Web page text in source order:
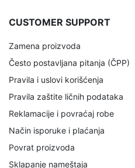
CUSTOMER SUPPORT
Zamena proizvoda
Često postavljana pitanja (ČPP)
Pravila i uslovi korišćenja
Pravila zaštite ličnih podataka
Reklamacije i povraćaj robe
Način isporuke i plaćanja
Povrat proizvoda
Sklapanje nameštaja